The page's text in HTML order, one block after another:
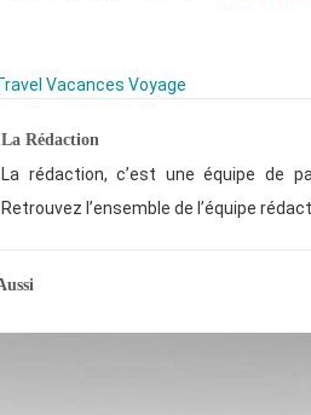
Vacances Voyage
La Rédaction
La rédaction, c’est une équipe de
Retrouvez l’ensemble de l’équipe